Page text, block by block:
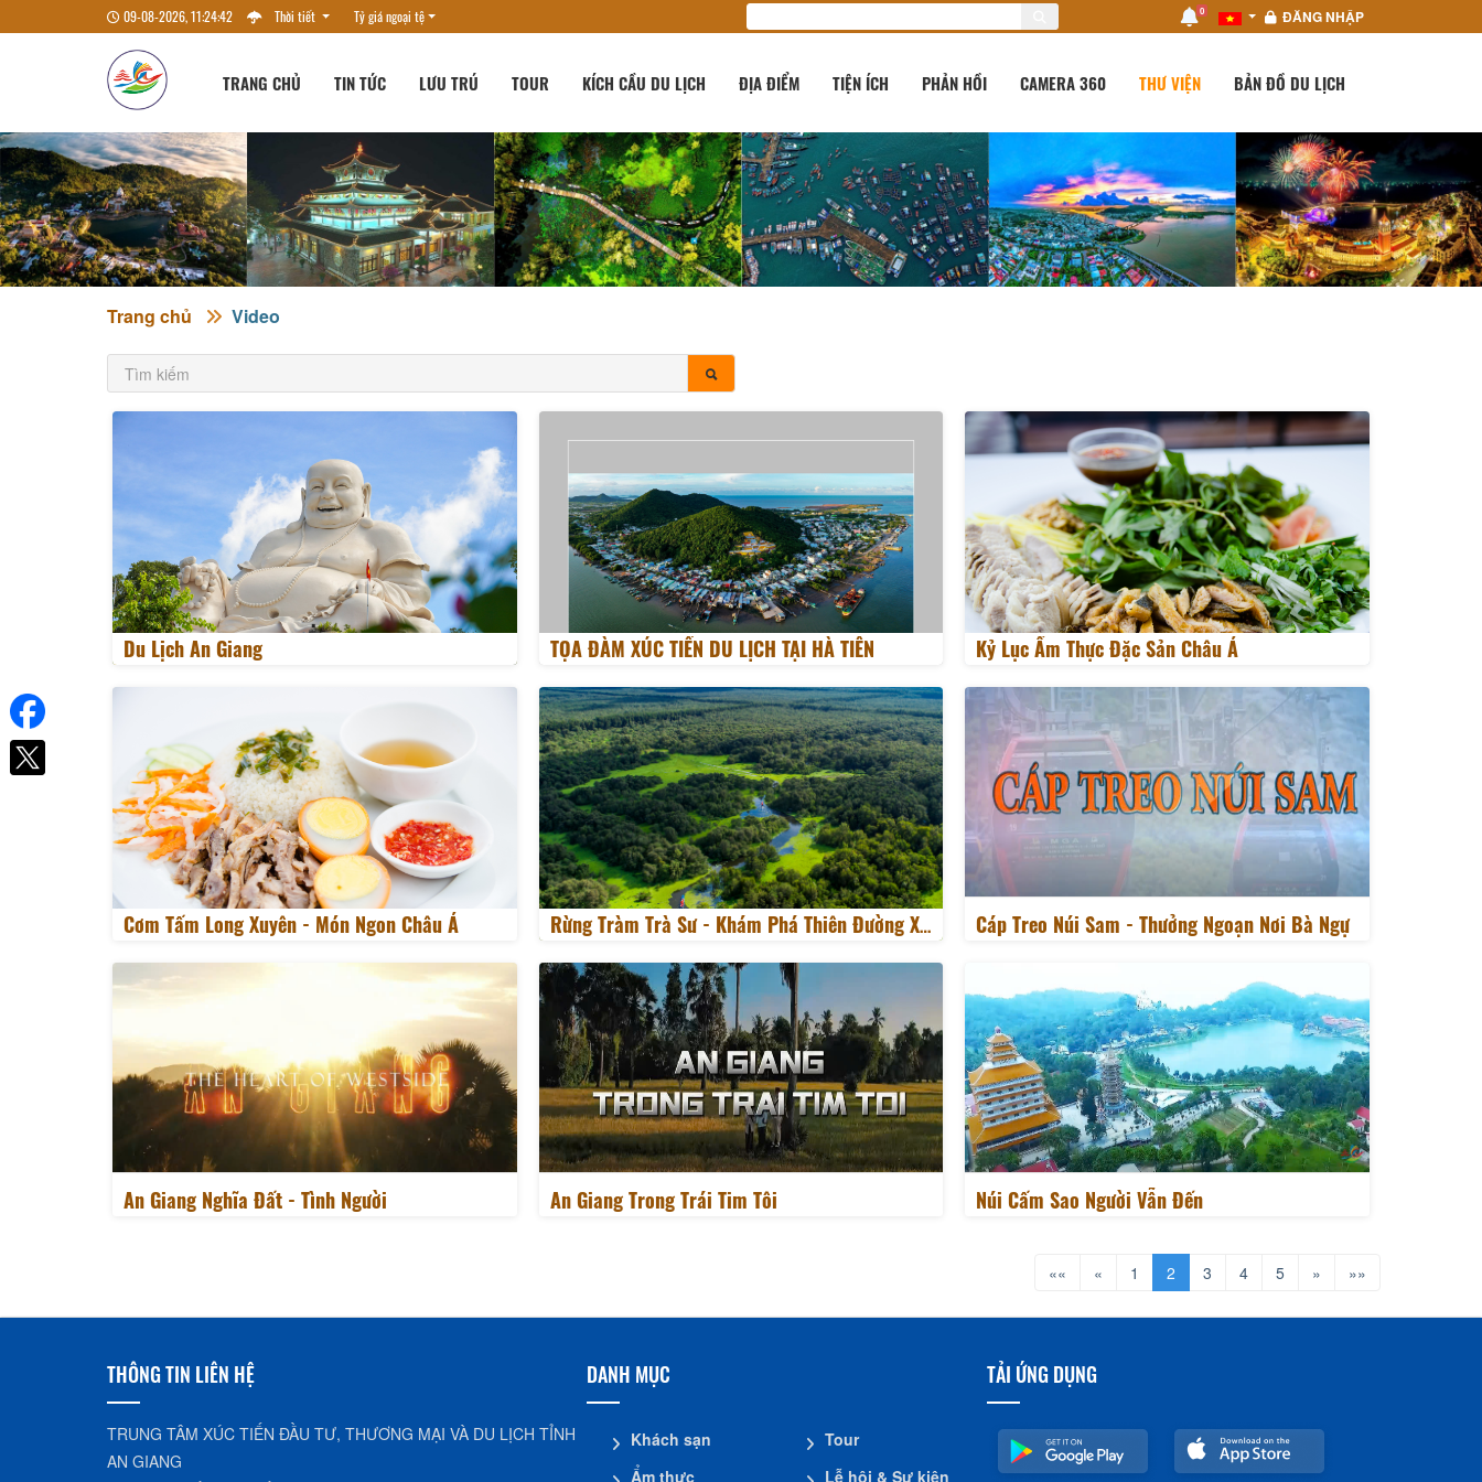
09-08-2026, 11:24:43 Thời tiết Tỷ giá ngoại tệ 0 ĐĂNG NHẬP
TRANG CHỦ TIN TỨC LƯU TRÚ TOUR KÍCH CẦU DU LỊCH ĐỊA ĐIỂM TIỆN ÍCH PHẢN HỒI CAMERA 360 THƯ VIỆN BẢN ĐỒ DU LỊCH
Trang chủ Video
Du Lịch An Giang TỌA ĐÀM XÚC TIẾN DU LỊCH TẠI HÀ TIÊN Kỷ Lục Ẩm Thực Đặc Sản Châu Á
Cơm Tấm Long Xuyên - Món Ngon Châu Á Rừng Tràm Trà Sư - Khám Phá Thiên Đường Xanh Cáp Treo Núi Sam - Thưởng Ngoạn Nơi Bà Ngự
An Giang Nghĩa Đất - Tình Người An Giang Trong Trái Tim Tôi Núi Cấm Sao Người Vẫn Đến
«« « 1 2 3 4 5 » »»
THÔNG TIN LIÊN HỆ
TRUNG TÂM XÚC TIẾN ĐẦU TƯ, THƯƠNG MẠI VÀ DU LỊCH TỈNH
AN GIANG
DANH MỤC
Khách sạn
Ẩm thực
Tour
Lễ hội & Sự kiện
TẢI ỨNG DỤNG